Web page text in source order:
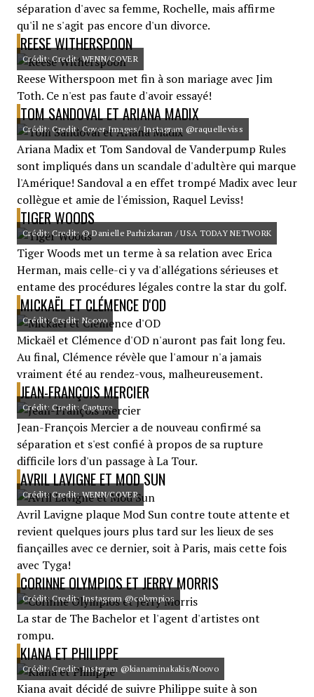
séparation d'avec sa femme, Rochelle, mais affirme
qu'il ne s'agit pas encore d'un divorce.
REESE WITHERSPOON
Crédit: Credit: WENN/COVER
Reese Witherspoon met fin à son mariage avec Jim
Toth. Ce n'est pas faute d'avoir essayé!
TOM SANDOVAL ET ARIANA MADIX
Crédit: Credit: Cover Images/ Instagram @raquelleviss
Ariana Madix et Tom Sandoval de Vanderpump Rules
sont impliqués dans un scandale d'adultère qui marque
l'Amérique! Sandoval a en effet trompé Madix avec leur
collègue et amie de l'émission, Raquel Leviss!
TIGER WOODS
Crédit: Credit: © Danielle Parhizkaran / USA TODAY NETWORK
Tiger Woods met un terme à sa relation avec Erica
Herman, mais celle-ci y va d'allégations sérieuses et
entame des procédures légales contre la star du golf.
MICKAËL ET CLÉMENCE D'OD
Crédit: Credit: Noovo
Mickaël et Clémence d'OD n'auront pas fait long feu.
Au final, Clémence révèle que l'amour n'a jamais
vraiment été au rendez-vous, malheureusement.
JEAN-FRANÇOIS MERCIER
Crédit: Credit: Capture
Jean-François Mercier a de nouveau confirmé sa
séparation et s'est confié à propos de sa rupture
difficile lors d'un passage à La Tour.
AVRIL LAVIGNE ET MOD SUN
Crédit: Credit: WENN/COVER
Avril Lavigne plaque Mod Sun contre toute attente et
revient quelques jours plus tard sur les lieux de ses
fiançailles avec ce dernier, soit à Paris, mais cette fois
avec Tyga!
CORINNE OLYMPIOS ET JERRY MORRIS
Crédit: Credit: Instagram @colympios
La star de The Bachelor et l'agent d'artistes ont
rompu.
KIANA ET PHILIPPE
Crédit: Credit: Instgram @kianaminakakis/Noovo
Kiana avait décidé de suivre Philippe suite à son